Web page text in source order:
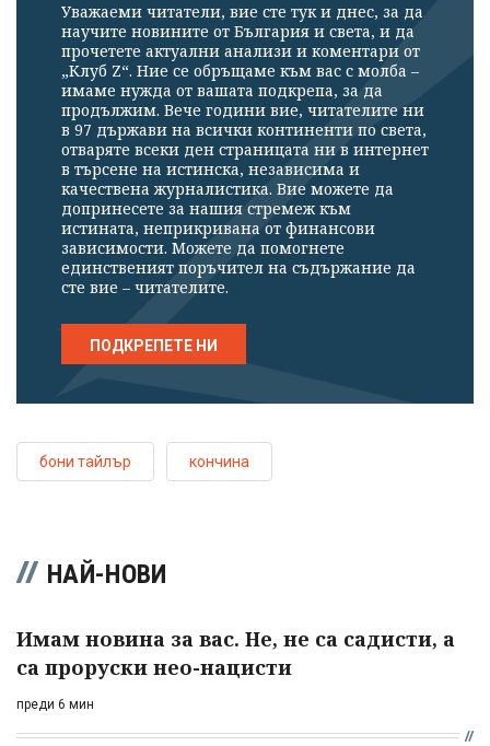
Уважаеми читатели, вие сте тук и днес, за да
научите новините от България и света, и да
прочетете актуални анализи и коментари от
„Клуб Z“. Ние се обръщаме към вас с молба –
имаме нужда от вашата подкрепа, за да
продължим. Вече години вие, читателите ни
в 97 държави на всички континенти по света,
отваряте всеки ден страницата ни в интернет
в търсене на истинска, независима и
качествена журналистика. Вие можете да
допринесете за нашия стремеж към
истината, неприкривана от финансови
зависимости. Можете да помогнете
единственият поръчител на съдържание да
сте вие – читателите.
ПОДКРЕПЕТЕ НИ
бони тайлър кончина
НАЙ-НОВИ
Имам новина за вас. Не, не са садисти, а
са проруски нео-нацисти
преди 6 мин